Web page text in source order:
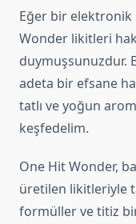
Eğer bir elektronik
Wonder likitleri
duymuşsunuzdur.
adeta bir efsane
tatlı ve yoğun
keşfedelim.
One Hit Wonder,
üretilen likitleriyle
formüller ve titiz